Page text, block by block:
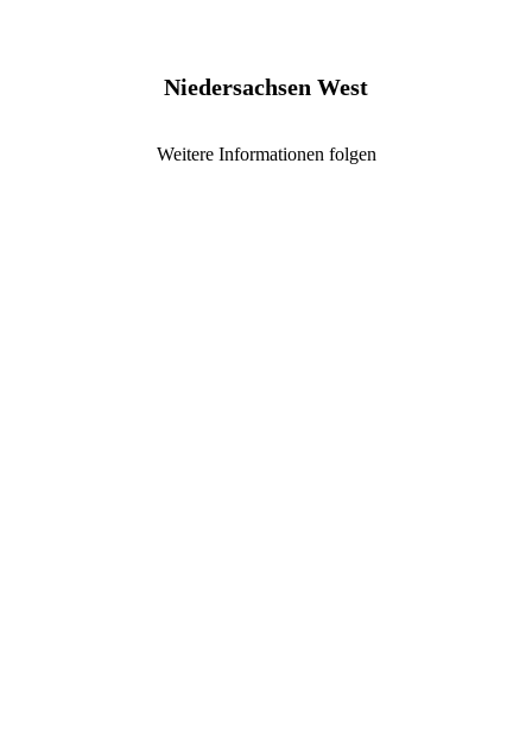
Niedersachsen West
Weitere Informationen folgen